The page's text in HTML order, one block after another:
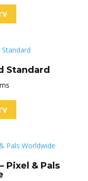
Standard
Pixel & Pals